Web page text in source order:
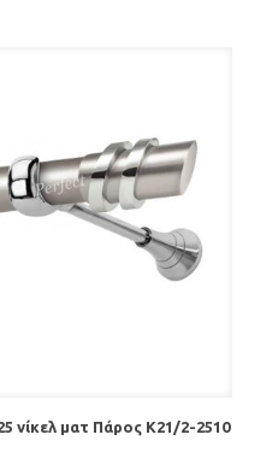
νίκελ ματ Πάρος Κ21/2-2510